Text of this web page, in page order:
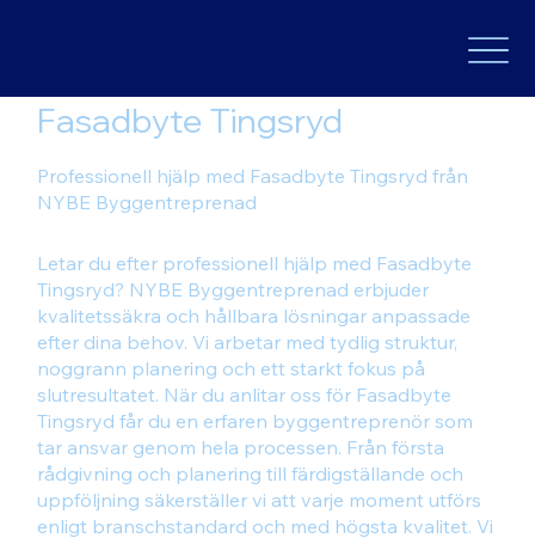
Fasadbyte Tingsryd
Professionell hjälp med Fasadbyte Tingsryd från
NYBE Byggentreprenad
Letar du efter professionell hjälp med Fasadbyte
Tingsryd? NYBE Byggentreprenad erbjuder
kvalitetssäkra och hållbara lösningar anpassade
efter dina behov. Vi arbetar med tydlig struktur,
noggrann planering och ett starkt fokus på
slutresultatet. När du anlitar oss för Fasadbyte
Tingsryd får du en erfaren byggentreprenör som
tar ansvar genom hela processen. Från första
rådgivning och planering till färdigställande och
uppföljning säkerställer vi att varje moment utförs
enligt branschstandard och med högsta kvalitet. Vi